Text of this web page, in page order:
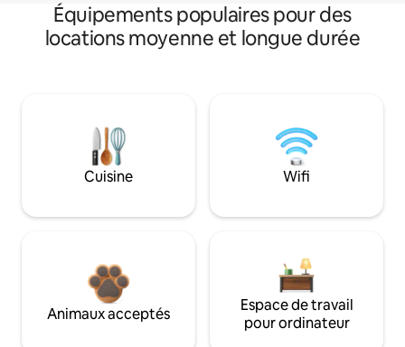
Équipements populaires pour des
locations moyenne et longue durée
Cuisine Wifi
Animaux acceptés
Espace de travail
pour ordinateur